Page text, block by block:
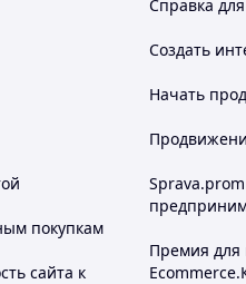
покупкам
сайта к
Справка
Создать
Начать
Премия для